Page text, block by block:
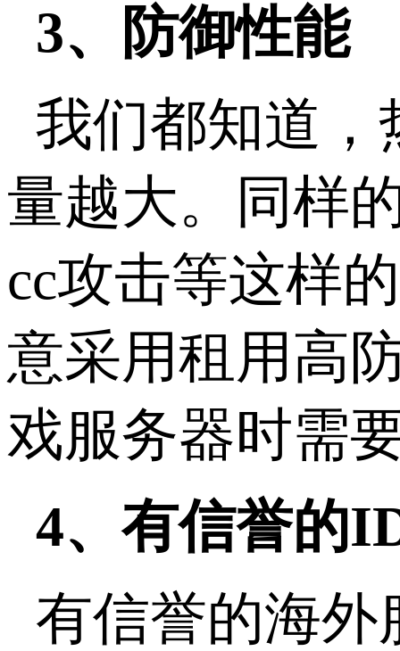
3、防御性能
我们都知道，
量越大。同样
cc攻击等这样
意采用租用高
戏服务器时需
4、有信誉的
有信誉的海外